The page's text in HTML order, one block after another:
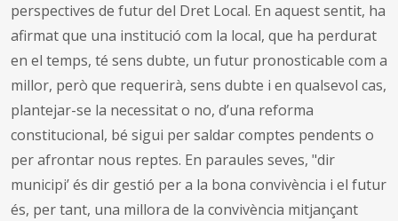
perspectives de futur del Dret Local. En aquest sentit, ha
afirmat que una institució com la local, que ha perdurat
en el temps, té sens dubte, un futur pronosticable com a
millor, però que requerirà, sens dubte i en qualsevol cas,
plantejar-se la necessitat o no, d’una reforma
constitucional, bé sigui per saldar comptes pendents o
per afrontar nous reptes. En paraules seves, "dir
municipi’ és dir gestió per a la bona convivència i el futur
és, per tant, una millora de la convivència mitjançant